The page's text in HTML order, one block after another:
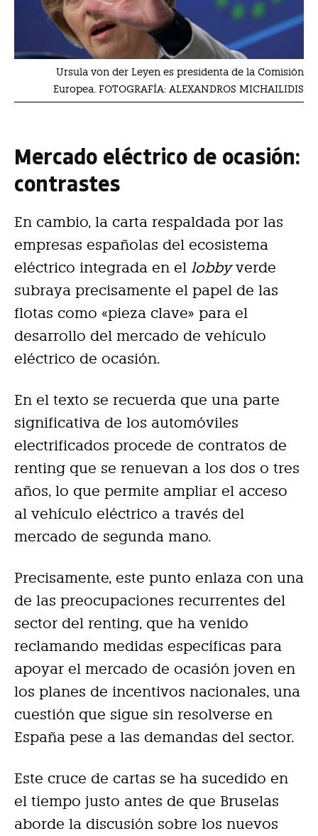
Ursula von der Leyen es presidenta de la Comisión
Europea. FOTOGRAFÍA: ALEXANDROS MICHAILIDIS
Mercado eléctrico de ocasión:
contrastes
En cambio, la carta respaldada por las
empresas españolas del ecosistema
eléctrico integrada en el lobbyverde
subraya precisamente el papel de las
flotas como «pieza clave» para el
desarrollo del mercado de vehículo
eléctrico de ocasión.
En el texto se recuerda que una parte
significativa de los automóviles
electrificados procede de contratos de
renting que se renuevan a los dos o tres
años, lo que permite ampliar el acceso
al vehículo eléctrico a través del
mercado de segunda mano.
Precisamente, este punto enlaza con una
de las preocupaciones recurrentes del
sector del renting, que ha venido
reclamando medidas específicas para
apoyar el mercado de ocasión joven en
los planes de incentivos nacionales, una
cuestión que sigue sin resolverse en
España pese a las demandas del sector.
Este cruce de cartas se ha sucedido en
el tiempo justo antes de que Bruselas
aborde la discusión sobre los nuevos